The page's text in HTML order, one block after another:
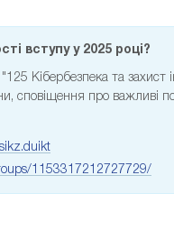
вступу у 2025 році?
"125 Кібербезпека та
сповіщення про важливі
1153317212727729/